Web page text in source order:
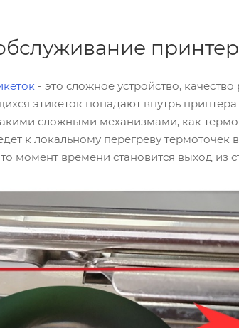
- это сложное устройство,
этикеток попадают внутрь
сложными механизмами, как
к локальному перегреву
момент времени становится выход из